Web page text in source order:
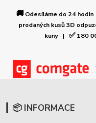
🚚 Odesíláme do 24
prodaných kusů 3D
kuny | ✅ 180
📦 INFORMACE